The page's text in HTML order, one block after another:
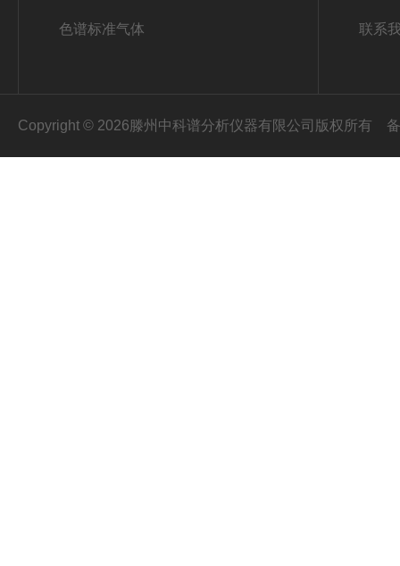
色谱标准气体 联系
Copyright © 2026滕州中科谱分析仪器有限公司版权所有